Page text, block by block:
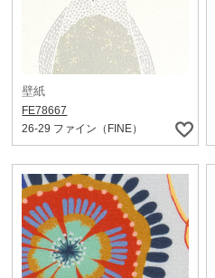
壁紙
FE78667
26-29 ファイン（FINE）